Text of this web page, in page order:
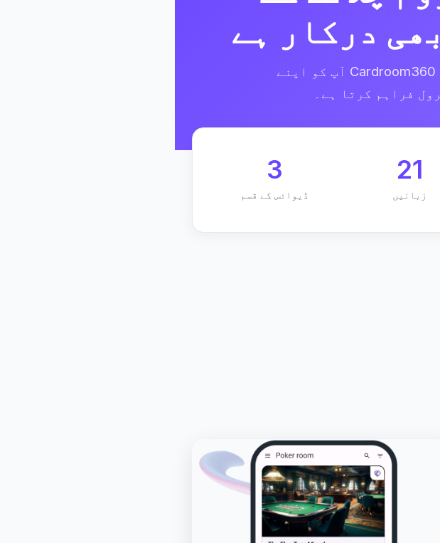
درکار ہے
فرنٹ ڈیسک سے لے کر کھلاڑی کے فون تک، Cardroom360 آپ کو اپنے
فراہم کرتا ہے۔
21
زبانیں
3
ڈیوائس کے قسم